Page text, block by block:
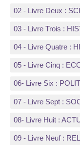
02 - Livre Deux :
03 - Livre Trois :
04 - Livre Quatre :
05 - Livre Cinq :
06- Livre Six :
07 - Livre Sept :
08- Livre Huit :
09 - Livre Neuf :